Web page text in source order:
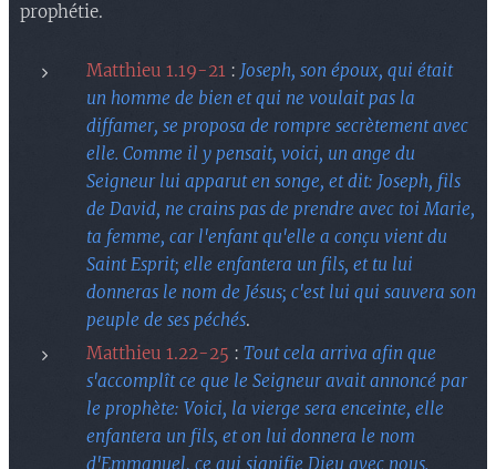
prophétie.
Matthieu 1.19-21 : Joseph, son époux, qui était
un homme de bien et qui ne voulait pas la
diffamer, se proposa de rompre secrètement avec
elle. Comme il y pensait, voici, un ange du
Seigneur lui apparut en songe, et dit: Joseph, fils
de David, ne crains pas de prendre avec toi Marie,
ta femme, car l'enfant qu'elle a conçu vient du
Saint Esprit; elle enfantera un fils, et tu lui
donneras le nom de Jésus; c'est lui qui sauvera son
peuple de ses péchés.
Matthieu 1.22-25 : Tout cela arriva afin que
s'accomplît ce que le Seigneur avait annoncé par
le prophète: Voici, la vierge sera enceinte, elle
enfantera un fils, et on lui donnera le nom
d'Emmanuel, ce qui signifie Dieu avec nous.